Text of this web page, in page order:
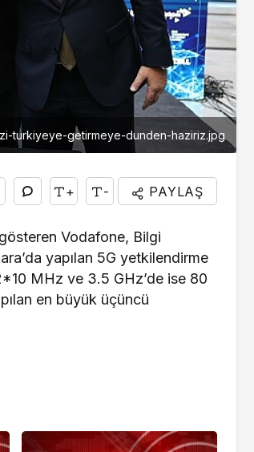
turkiyeye-getirmeye-dunden-haziriz.jpg
+ - PAYLAŞ
Vodafone, Bilgi
yapılan 5G yetkilendirme
MHz ve 3.5 GHz’de ise 80
en büyük üçüncü